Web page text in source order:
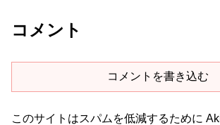
コメント
コメントを書き込む
このサイトはスパムを低減するために